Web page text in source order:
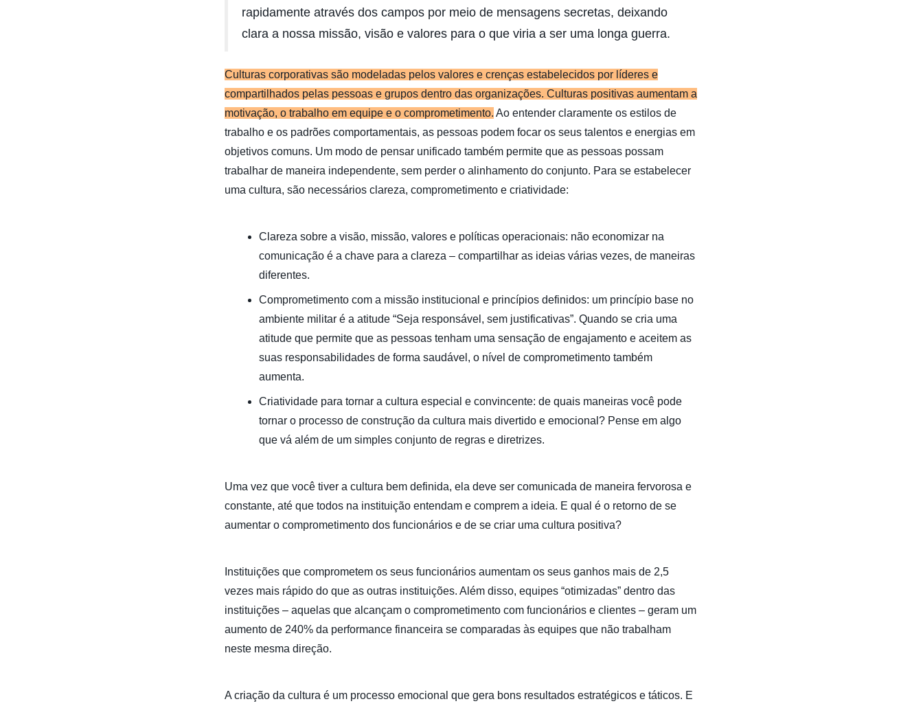
rapidamente através dos campos por meio de mensagens secretas, deixando
clara a nossa missão, visão e valores para o que viria a ser uma longa guerra.
Culturas corporativas são modeladas pelos valores e crenças estabelecidos por líderes e
compartilhados pelas pessoas e grupos dentro das organizações. Culturas positivas aumentam a
motivação, o trabalho em equipe e o comprometimento. Ao entender claramente os estilos de
trabalho e os padrões comportamentais, as pessoas podem focar os seus talentos e energias em
objetivos comuns. Um modo de pensar unificado também permite que as pessoas possam
trabalhar de maneira independente, sem perder o alinhamento do conjunto. Para se estabelecer
uma cultura, são necessários clareza, comprometimento e criatividade:
Clareza sobre a visão, missão, valores e políticas operacionais: não economizar na
comunicação é a chave para a clareza – compartilhar as ideias várias vezes, de maneiras
diferentes.
Comprometimento com a missão institucional e princípios definidos: um princípio base no
ambiente militar é a atitude “Seja responsável, sem justificativas”. Quando se cria uma
atitude que permite que as pessoas tenham uma sensação de engajamento e aceitem as
suas responsabilidades de forma saudável, o nível de comprometimento também
aumenta.
Criatividade para tornar a cultura especial e convincente: de quais maneiras você pode
tornar o processo de construção da cultura mais divertido e emocional? Pense em algo
que vá além de um simples conjunto de regras e diretrizes.
Uma vez que você tiver a cultura bem definida, ela deve ser comunicada de maneira fervorosa e
constante, até que todos na instituição entendam e comprem a ideia. E qual é o retorno de se
aumentar o comprometimento dos funcionários e de se criar uma cultura positiva?
Instituições que comprometem os seus funcionários aumentam os seus ganhos mais de 2,5
vezes mais rápido do que as outras instituições. Além disso, equipes “otimizadas” dentro das
instituições – aquelas que alcançam o comprometimento com funcionários e clientes – geram um
aumento de 240% da performance financeira se comparadas às equipes que não trabalham
neste mesma direção.
A criação da cultura é um processo emocional que gera bons resultados estratégicos e táticos. E